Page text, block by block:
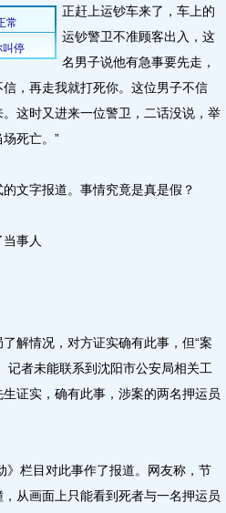
正赶上运钞车来了，车上的
运钞警卫不准顾客出入，这
名男子说他有急事要先走，
，再走我就打死你。这位男子不信
这时又进来一位警卫，二话没说，举
死亡。”
文字报道。事情究竟是真是假？
事人
情况，对方证实确有此事，但“案
记者未能联系到沈阳市公安局相关工
证实，确有此事，涉案的两名押运员
栏目对此事作了报道。网友称，节
从画面上只能看到死者与一名押运员